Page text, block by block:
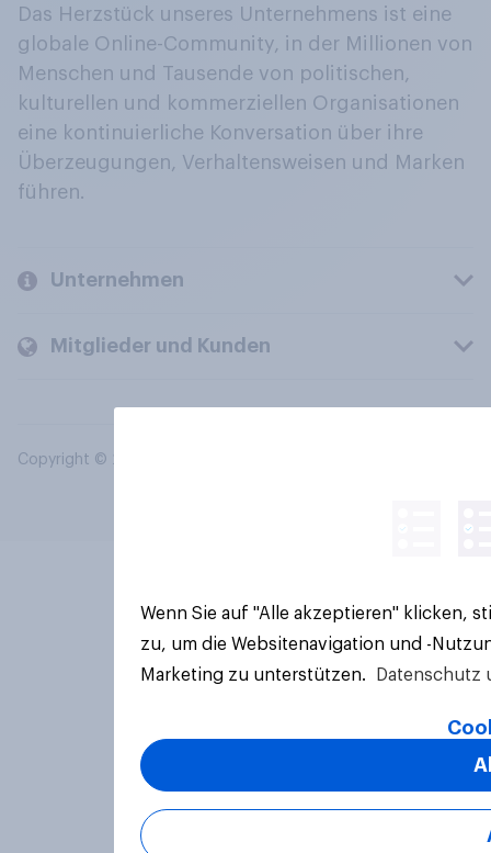
Das Herzstück unseres Unternehmens ist eine
globale Online-Community, in der Millionen von
Menschen und Tausende von politischen,
kulturellen und kommerziellen Organisationen
eine kontinuierliche Konversation über ihre
Überzeugungen, Verhaltensweisen und Marken
führen.
Unternehmen
Mitglieder und Kunden
Copyright © 2026 YouGov PLC. Alle Rechte vorbehalten.
Wenn Sie auf "Alle akzeptieren" klicken,
zu, um die Websitenavigation und -
Marketing zu unterstützen.
Datenschutz